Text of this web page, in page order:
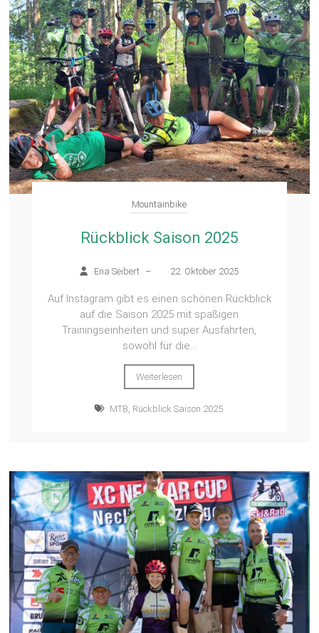
Mountainbike
Rückblick Saison 2025
Ena Seibert – 22. Oktober 2025
Auf Instagram gibt es einen schönen Rückblick
auf die Saison 2025 mit spaßigen
Trainingseinheiten und super Ausfahrten,
sowohl für die...
Weiterlesen
MTB Rückblick Saison 2025